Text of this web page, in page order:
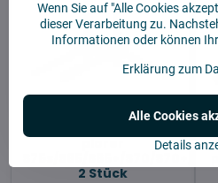
plorer
S75s/S65/S65+/S70/S70+/
2 Stück
Wenn Sie auf "Alle Cookies
dieser Verarbeitung zu.
Informationen oder können
Erklärung zum
Details
Alle Cookies